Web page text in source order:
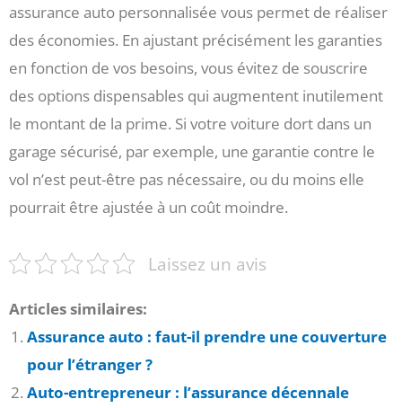
assurance auto personnalisée vous permet de réaliser
des économies. En ajustant précisément les garanties
en fonction de vos besoins, vous évitez de souscrire
des options dispensables qui augmentent inutilement
le montant de la prime. Si votre voiture dort dans un
garage sécurisé, par exemple, une garantie contre le
vol n’est peut-être pas nécessaire, ou du moins elle
pourrait être ajustée à un coût moindre.
Laissez un avis
Articles similaires:
Assurance auto : faut-il prendre une couverture
pour l’étranger ?
Auto-entrepreneur : l’assurance décennale